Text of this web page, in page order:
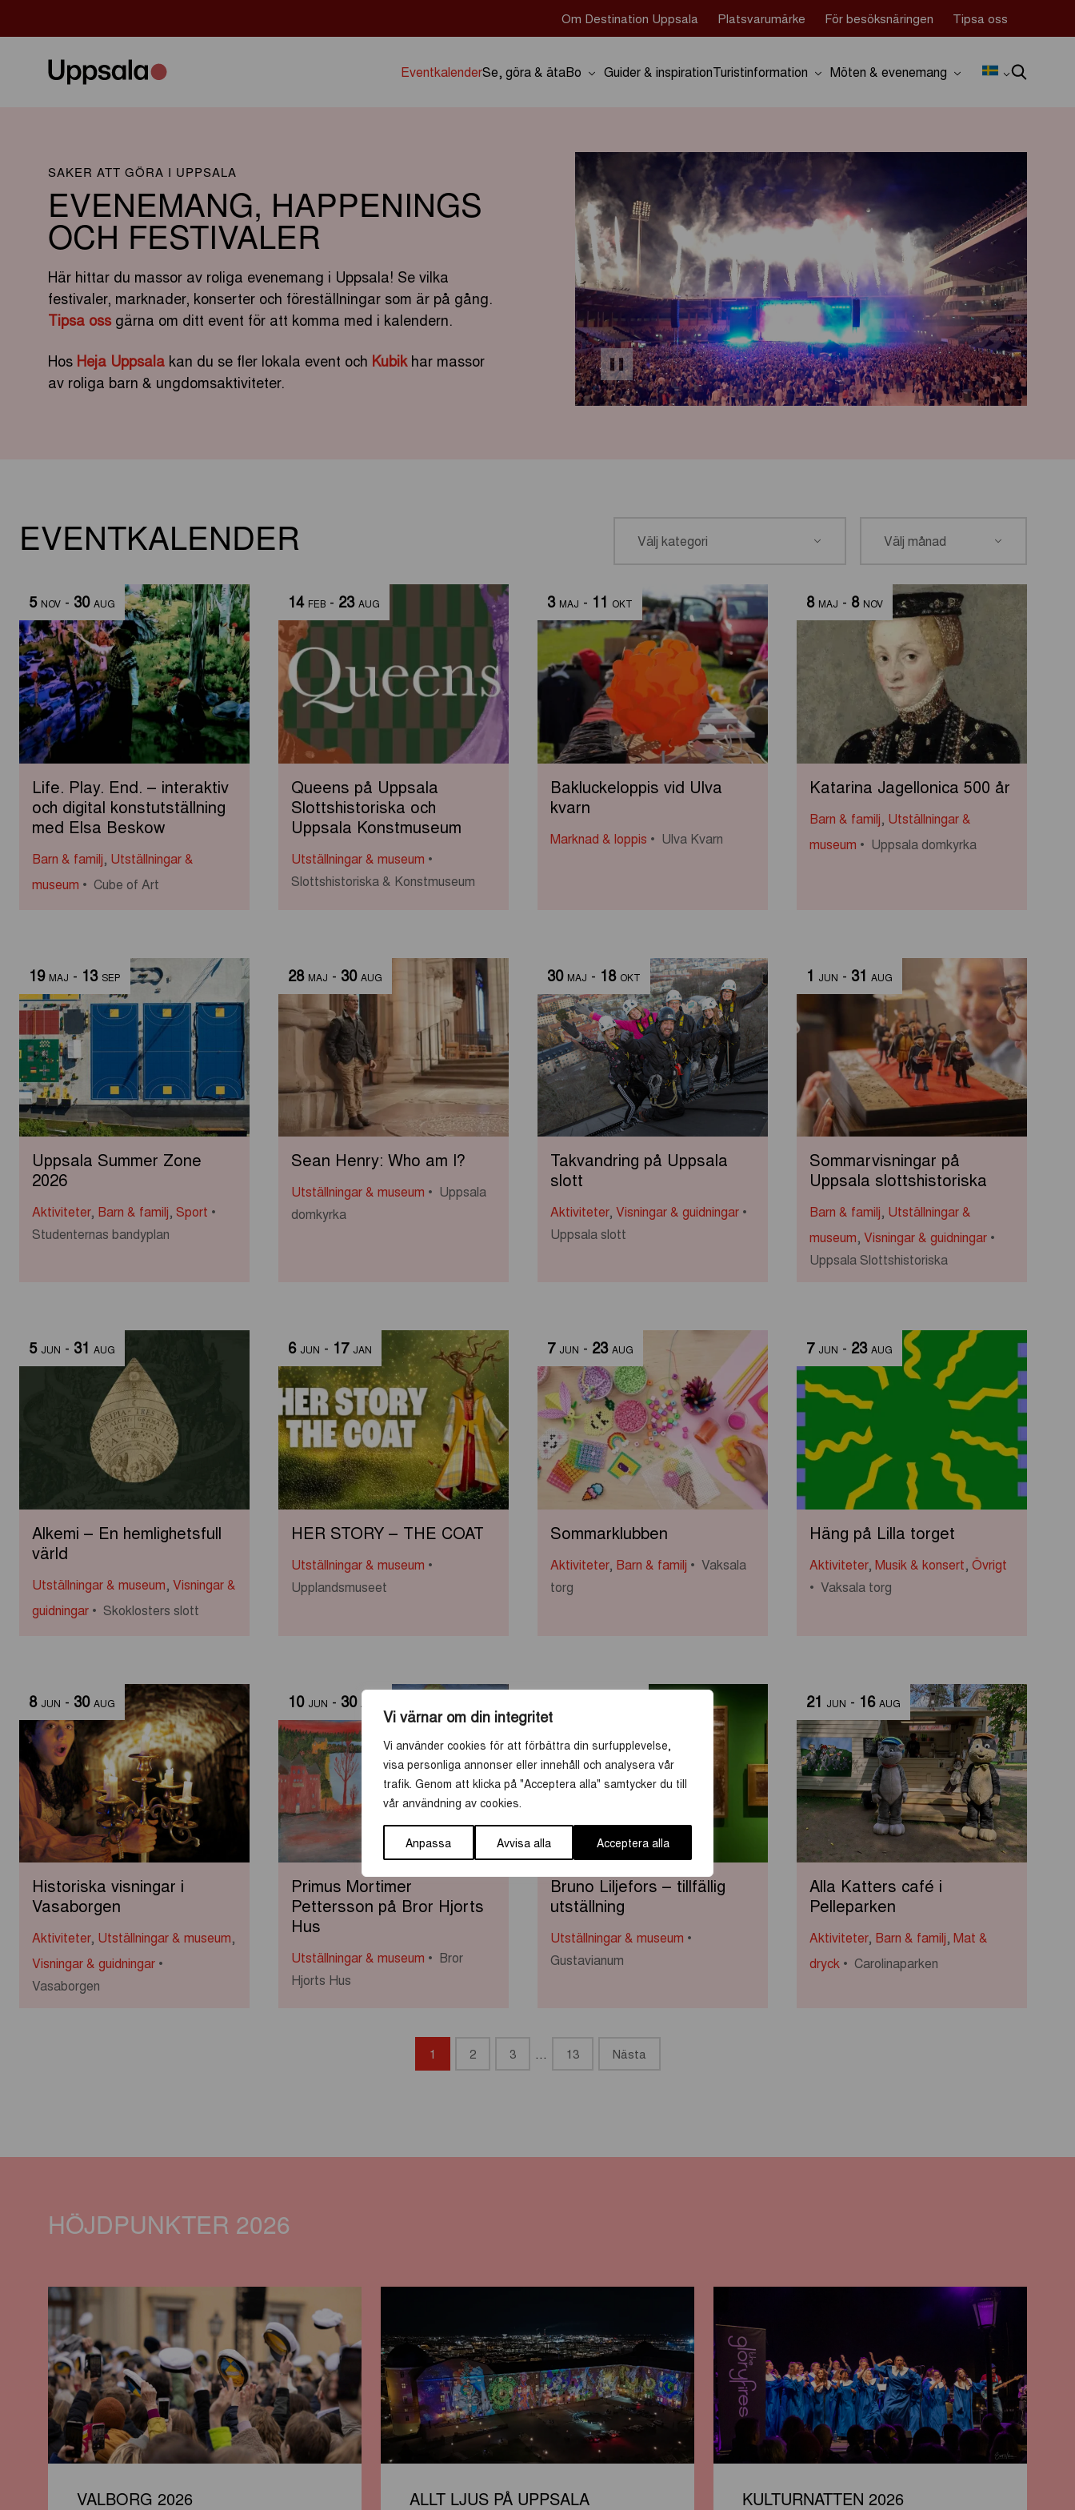
Vi värnar om din integritet
Vi använder cookies för att förbättra din surfupplevelse,
visa personliga annonser eller innehåll och analysera vår
trafik. Genom att klicka på "Acceptera alla" samtycker du till
vår användning av cookies.
Anpassa Avvisa alla Acceptera alla
Om Destination Uppsala Platsvarumärke För besöksnäringen Tipsa oss
EventkalenderSe, göra & ätaBo Guider & inspirationTuristinformation Möten & evenemang
SAKER ATT GÖRA I UPPSALA
EVENEMANG, HAPPENINGS
OCH FESTIVALER
Här hittar du massor av roliga evenemang i Uppsala! Se vilka
festivaler, marknader, konserter och föreställningar som är på gång.
Tipsa ossgärna om ditt event för att komma med i kalendern.
Hos Heja Uppsala kan du se fler lokala event och Kubikhar massor
av roliga barn & ungdomsaktiviteter.
EVENTKALENDER
5 NOV - 30 AUG
Life. Play. End. – interaktiv
och digital konstutställning
med Elsa Beskow
Barn & familj, Utställningar &
museum
Cube of Art
14 FEB - 23 AUG
Queens på Uppsala
Slottshistoriska och
Uppsala Konstmuseum
Utställningar & museum
Slottshistoriska & Konstmuseum
3 MAJ - 11 OKT
Bakluckeloppis vid Ulva
kvarn
Marknad & loppis Ulva Kvarn
8 MAJ - 8 NOV
Katarina Jagellonica 500 år
Barn & familj, Utställningar &
museum
Uppsala domkyrka
19 MAJ - 13 SEP
Uppsala Summer Zone
2026
Aktiviteter, Barn & familj, Sport
Studenternas bandyplan
28 MAJ - 30 AUG
Sean Henry: Who am I?
Utställningar & museum
Uppsala
domkyrka
30 MAJ - 18 OKT
Takvandring på Uppsala
slott
Aktiviteter, Visningar & guidningar
Uppsala slott
1 JUN - 31 AUG
Sommarvisningar på
Uppsala slottshistoriska
Barn & familj, Utställningar &
museum, Visningar & guidningar
Uppsala Slottshistoriska
5 JUN - 31 AUG
Alkemi – En hemlighetsfull
värld
Utställningar & museum, Visningar &
guidningar
Skoklosters slott
6 JUN - 17 JAN
HER STORY – THE COAT
Utställningar & museum
Upplandsmuseet
7 JUN - 23 AUG
Sommarklubben
Aktiviteter, Barn & familj
Vaksala
torg
7 JUN - 23 AUG
Häng på Lilla torget
Aktiviteter, Musik & konsert, Övrigt
Vaksala torg
8 JUN - 30 AUG
Historiska visningar i
Vasaborgen
Aktiviteter, Utställningar & museum,
Visningar & guidningar
Vasaborgen
10 JUN - 30 AUG
Primus Mortimer
Pettersson på Bror Hjorts
Hus
Utställningar & museum
Bror
Hjorts Hus
Bruno Liljefors – tillfällig
utställning
Utställningar & museum
Gustavianum
21 JUN - 16 AUG
Alla Katters café i
Pelleparken
Aktiviteter, Barn & familj, Mat &
dryck
Carolinaparken
1 2 3 … 13 Nästa
HÖJDPUNKTER 2026
VALBORG 2026 ALLT LJUS PÅ UPPSALA KULTURNATTEN 2026